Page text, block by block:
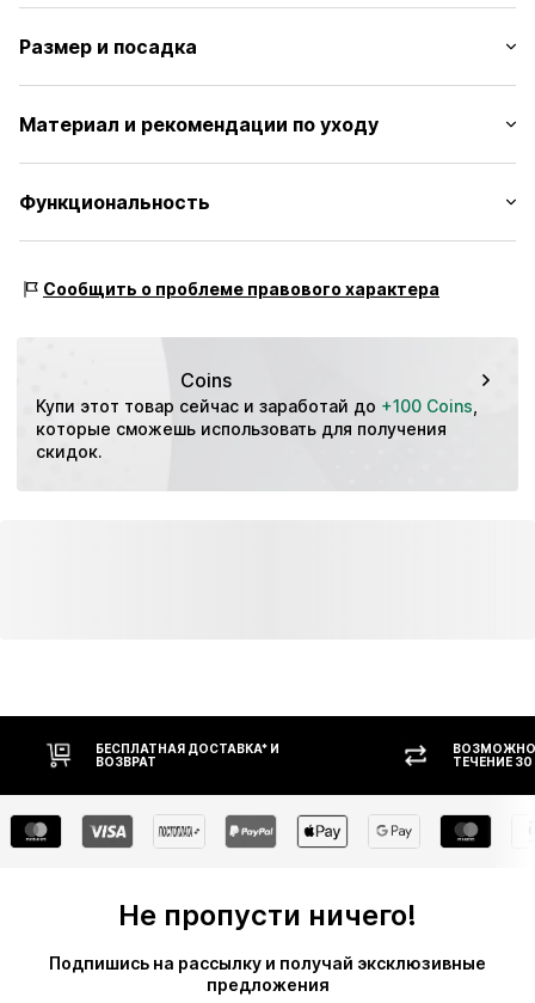
Кожа
Круглый носок
Профилированная подошва
Прочная ткань
Кожа-велюр
PUMc3dd001000001
Размер и посадка
Материал и рекомендации по уходу
Верх: Кожа
Содержит нетекстильные части животного
Страна происхождения: Вьетнам
Функциональность
Сообщить о проблеме правового характера
Coins
Купи этот товар сейчас и заработай до +100 Coins
которые сможешь использовать для получения
скидок.
БЕСПЛАТНАЯ ДОСТАВКА* И
ВОЗВРАТ
ТЕЧЕНИЕ
Не пропусти ничего!
Подпишись на рассылку и получай эксклюзивные
предложения